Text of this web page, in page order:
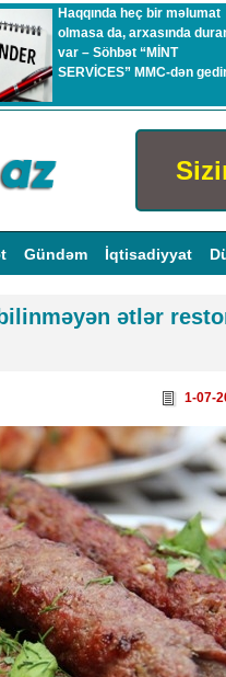
Haqqında heç bir məlumat
olmasa da, arxasında
var – Söhbət “MİNT
SERVİCES” MMC-dən
Gündəm İqtisadiyyat
ətlər
1-07-